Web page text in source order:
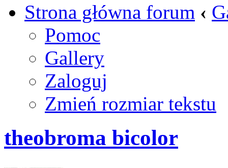
Strona główna forum ‹
Pomoc
Gallery
Zaloguj
Zmień rozmiar tekstu
theobroma bicolor